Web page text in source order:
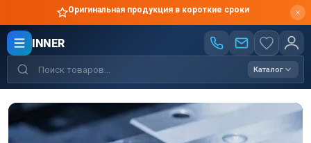
Оригинальная продукция в короткие сроки
INNER
Каталог